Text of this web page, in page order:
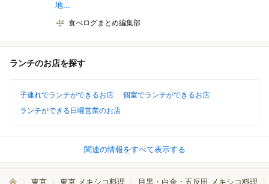
地...
食べログまとめ編集部
ランチのお店を探す
子連れでランチができるお店
個室でランチができるお店
ランチができる日曜営業のお店
関連の情報をすべて表示する
東京 東京 メキシコ料理 目黒・白金・五反田 メキシコ料理